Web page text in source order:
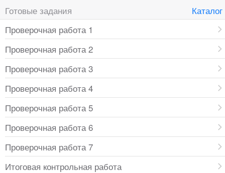
Готовые задания
Каталог
Проверочная работа 1
Проверочная работа 2
Проверочная работа 3
Проверочная работа 4
Проверочная работа 5
Проверочная работа 6
Проверочная работа 7
Итоговая контрольная работа